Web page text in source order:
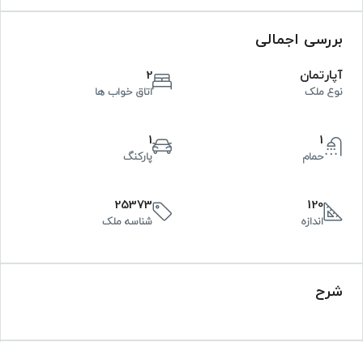
بررسی اجمالی
آپارتمان
نوع ملک
2
اتاق خواب ها
1
حمام
1
پارکنگ
120
اندازه
25373
شناسه ملک
شرح